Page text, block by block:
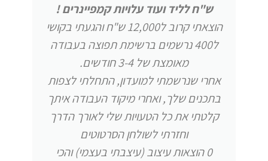
ש"ח לליד ועוד עלויות קמפיינרים !
הוצאתי קרוב ל12,000 ש"ח והגעתי בקושי
ל400 נרשמים ברשימת תפוצה בעבודה
מאומצת של 3-4 חודשים.
אחרי שנרשמתי למועדון, התחלתי לצפות
בתכנים שלך, ואחרי מיקוד העבודה איתך
קלטתי את כל הטעויות שלי לאורך הדרך
וחזרתי לשולחן הסרטוטים
0 הוצאות עיצוב (עיצבתי בעצמי) והכי